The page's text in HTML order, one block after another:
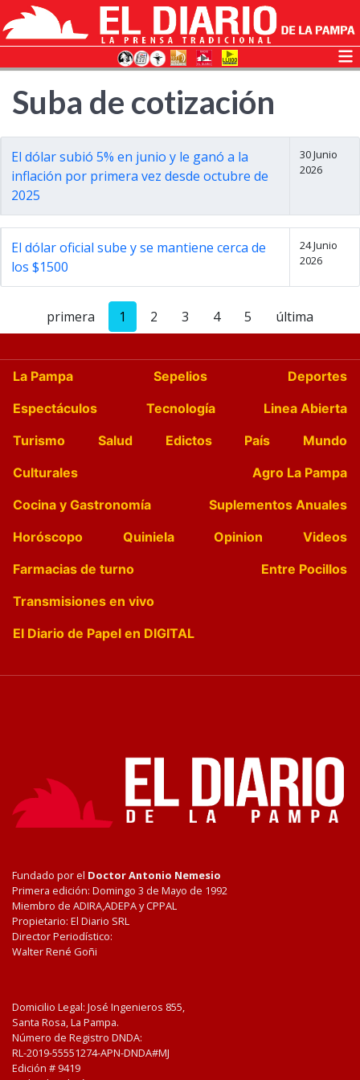
Suba de cotización
El dólar subió 5% en junio y le ganó a la
inflación por primera vez desde octubre de
2025
30 Junio
2026
El dólar oficial sube y se mantiene cerca de
los $1500
24 Junio
2026
primera 1 2 3 4 5 última
La Pampa Sepelios
Deportes
Espectáculos
Tecnología
Linea Abierta
Turismo
Salud Edictos País
Mundo
Culturales
Agro La Pampa
Cocina y Gastronomía
Suplementos Anuales
Horóscopo
Quiniela Opinion
Videos
Farmacias de turno
Entre Pocillos
Transmisiones en vivo
El Diario de Papel en DIGITAL
Fundado por el Doctor Antonio Nemesio
Primera edición: Domingo 3 de Mayo de 1992
Miembro de ADIRA,ADEPA y CPPAL
Propietario: El Diario SRL
Director Periodístico:
Walter René Goñi
Domicilio Legal: José Ingenieros 855,
Santa Rosa, La Pampa.
Número de Registro DNDA:
RL-2019-55551274-APN-DNDA#MJ
Edición # 9419